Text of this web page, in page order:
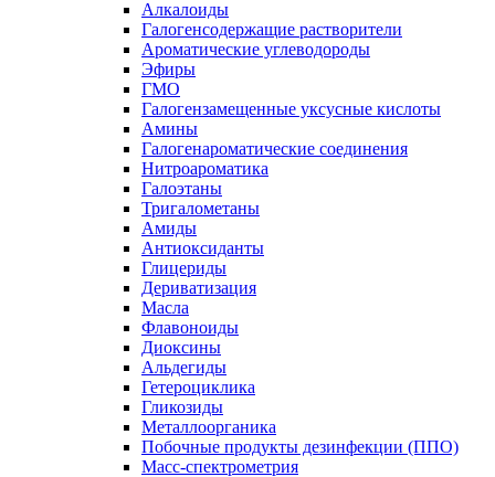
Алкалоиды
Галогенсодержащие растворители
Ароматические углеводороды
Эфиры
ГМО
Галогензамещенные уксусные кислоты
Амины
Галогенароматические соединения
Нитроароматика
Галоэтаны
Тригалометаны
Амиды
Антиоксиданты
Глицериды
Дериватизация
Масла
Флавоноиды
Диоксины
Альдегиды
Гетероциклика
Гликозиды
Металлоорганика
Побочные продукты дезинфекции (ППО)
Масс-спектрометрия